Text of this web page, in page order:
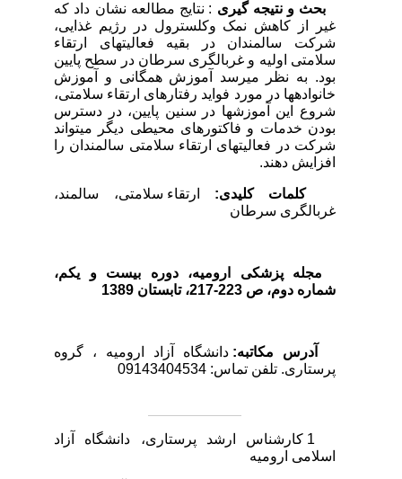
بحث و نتیجه گیری: نتایج مطالعه نشان داد که
غیر از کاهش نمک وکلسترول در رژیم غذایی،
شرکت سالمندان در بقیه فعالیت­های ارتقاء
سلامتی اولیه و غربالگری سرطان در سطح پایین
بود. به نظر می­رسد آموزش همگانی و آموزش
خانواده­ها در مورد فواید رفتارهای ارتقاء سلامتی،
شروع این آموزش­ها در سنین پایین، در دسترس
بودن خدمات و فاکتورهای محیطی دیگر می­تواند
شرکت در فعالیت­های ارتقاء سلامتی سالمندان را
افزایش دهند.
کلمات کلیدی:
ارتقاء سلامتی، سالمند،
غربالگری سرطان
مجله پزشکی ارومیه، دوره بیست و یکم،
شماره‌ دوم، ص 223-217، تابستان 1389
آدرس مکاتبه:دانشگاه آزاد ارومیه ، گروه
پرستاری. تلفن تماس: 09143404534
1 کارشناس ارشد پرستاری، دانشگاه آزاد
اسلامی ارومیه